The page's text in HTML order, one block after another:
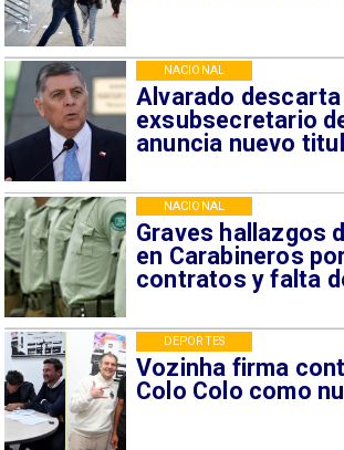
Alvarado
exsubsecretario
anuncia nuevo
NACIONAL
Graves hallazgos
en Carabineros
contratos y falta
NACIONAL
Vozinha firma
Colo Colo como
DEPORTES